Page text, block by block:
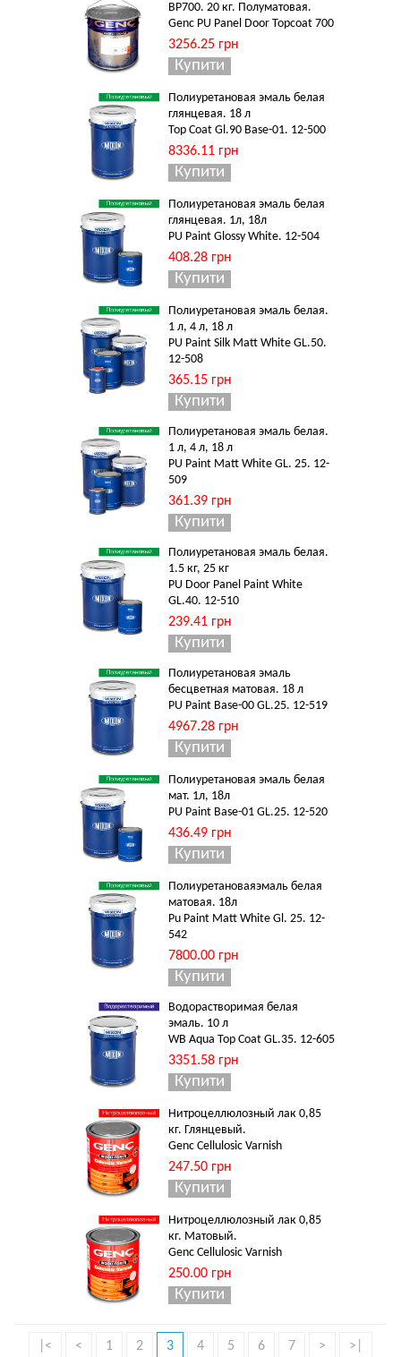
BP700. 20 кг. Полуматовая.
Genc PU Panel Door Topcoat 700
3256.25 грн
Полиуретановая эмаль белая
глянцевая. 18 л
Top Coat Gl.90 Base-01. 12-500
8336.11 грн
Полиуретановая эмаль белая
глянцевая. 1л, 18л
PU Paint Glossy White. 12-504
408.28 грн
Полиуретановая эмаль белая.
1 л, 4 л, 18 л
PU Paint Silk Matt White GL.50.
12-508
365.15 грн
Полиуретановая эмаль белая.
1 л, 4 л, 18 л
PU Paint Matt White GL. 25. 12-
509
361.39 грн
Полиуретановая эмаль белая.
1.5 кг, 25 кг
PU Door Panel Paint White
GL.40. 12-510
239.41 грн
Полиуретановая эмаль
бесцветная матовая. 18 л
PU Paint Base-00 GL.25. 12-519
4967.28 грн
Полиуретановая эмаль белая
мат. 1л, 18л
PU Paint Base-01 GL.25. 12-520
436.49 грн
Полиуретановаяэмаль белая
матовая. 18л
Pu Paint Matt White Gl. 25. 12-
542
7800.00 грн
Водорастворимая белая
эмаль. 10 л
WB Aqua Top Coat GL.35. 12-605
3351.58 грн
Нитроцеллюлозный лак 0,85
кг. Глянцевый.
Genc Cellulosic Varnish
247.50 грн
Нитроцеллюлозный лак 0,85
кг. Матовый.
Genc Cellulosic Varnish
250.00 грн
|< < 1 2 3 4 5 6 7 > >|